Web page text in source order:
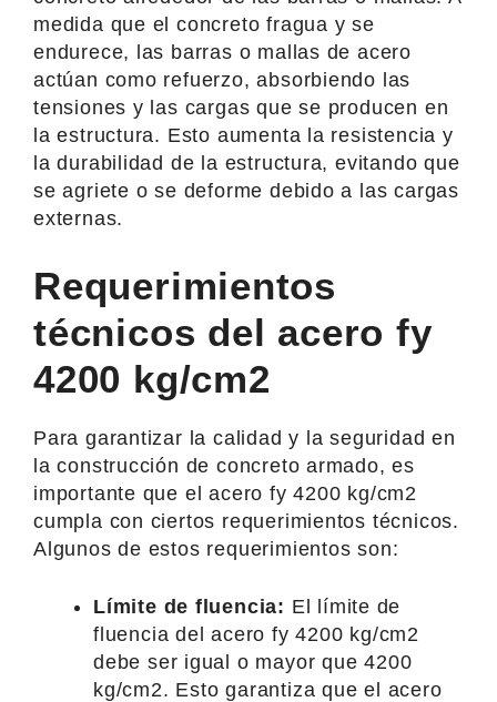
medida que el concreto fragua y se
endurece, las barras o mallas de acero
actúan como refuerzo, absorbiendo las
tensiones y las cargas que se producen en
la estructura. Esto aumenta la resistencia y
la durabilidad de la estructura, evitando que
se agriete o se deforme debido a las cargas
externas.
Requerimientos
técnicos del acero fy
4200 kg/cm2
Para garantizar la calidad y la seguridad en
la construcción de concreto armado, es
importante que el acero fy 4200 kg/cm2
cumpla con ciertos requerimientos técnicos.
Algunos de estos requerimientos son:
Límite de fluencia: El límite de
fluencia del acero fy 4200 kg/cm2
debe ser igual o mayor que 4200
kg/cm2. Esto garantiza que el acero